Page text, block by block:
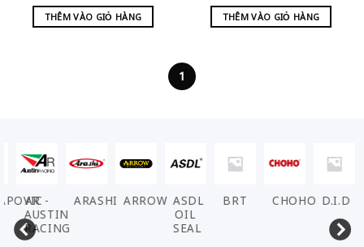
THÊM VÀO GIỎ HÀNG THÊM VÀO GIỎ HÀNG
1
-
ARASHI ARROW ASDL
SEAL
BRT CHOHO D.I.D